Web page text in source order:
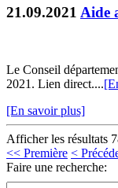
21.09.2021 Aide
Le Conseil
2021. Lien direct....
[En savoir plus]
Afficher les résultats
<< Première <
Faire une recherche: